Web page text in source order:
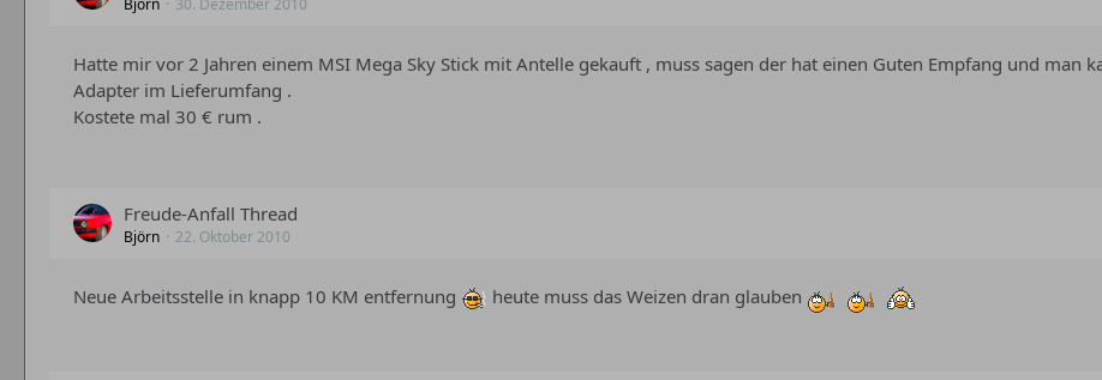
Björn 30. Dezember 2010
Hatte mir vor 2 Jahren einem MSI Mega Sky Stick mit Antelle gekauft , muss sagen der hat einen Guten Empfang und man
Adapter im Lieferumfang .
Kostete mal 30 € rum .
Freude-Anfall Thread
Björn 22. Oktober 2010
Neue Arbeitsstelle in knapp 10 KM entfernung heute muss das Weizen dran glauben